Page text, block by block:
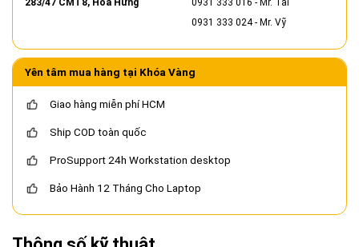
0931 333 024- Mr. Vỹ
Yên tâm mua hàng tại Khóa Vàng
Giao hàng miễn phí HCM
Ship COD toàn quốc
ProSupport 24h Workstation desktop
Bảo Hành 12 Tháng Cho Laptop